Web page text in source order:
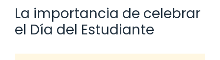
La importancia de celebrar
el Día del Estudiante